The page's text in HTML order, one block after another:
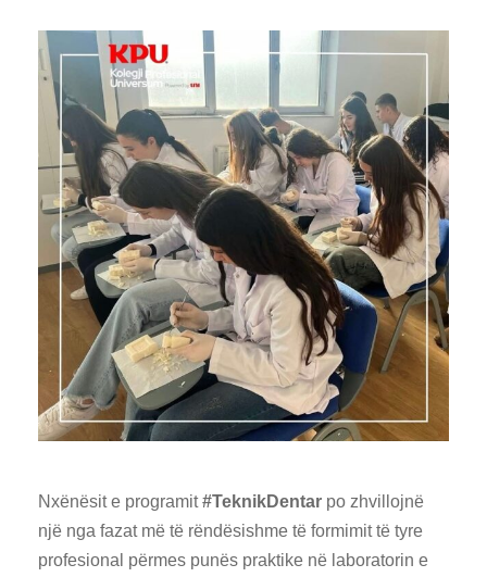
Nxënësit e programit#TeknikDentar po zhvillojnë
një nga fazat më të rëndësishme të formimit të tyre
profesional përmes punës praktike në laboratorin e